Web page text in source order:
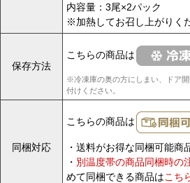
内容量：3尾×2パック
※加熱してお召し上がりく
保存方法
こちらの商品は
※冷凍庫の奥の方にしまい、ドア
付けください。
同梱対応
こちらの商品は
・送料がお得な同梱可能商
・ 別温度帯の商品同梱時の
めて同梱できる商品はこち